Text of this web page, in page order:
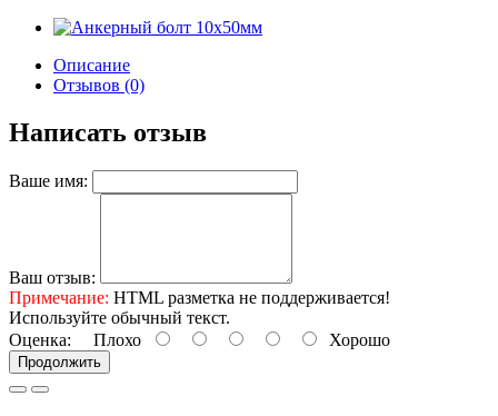
Описание
Отзывов (0)
Написать отзыв
Ваше имя:
Ваш отзыв:
Примечание: HTML разметка не поддерживается!
Используйте обычный текст.
Оценка: Плохо Хорошо
Продолжить